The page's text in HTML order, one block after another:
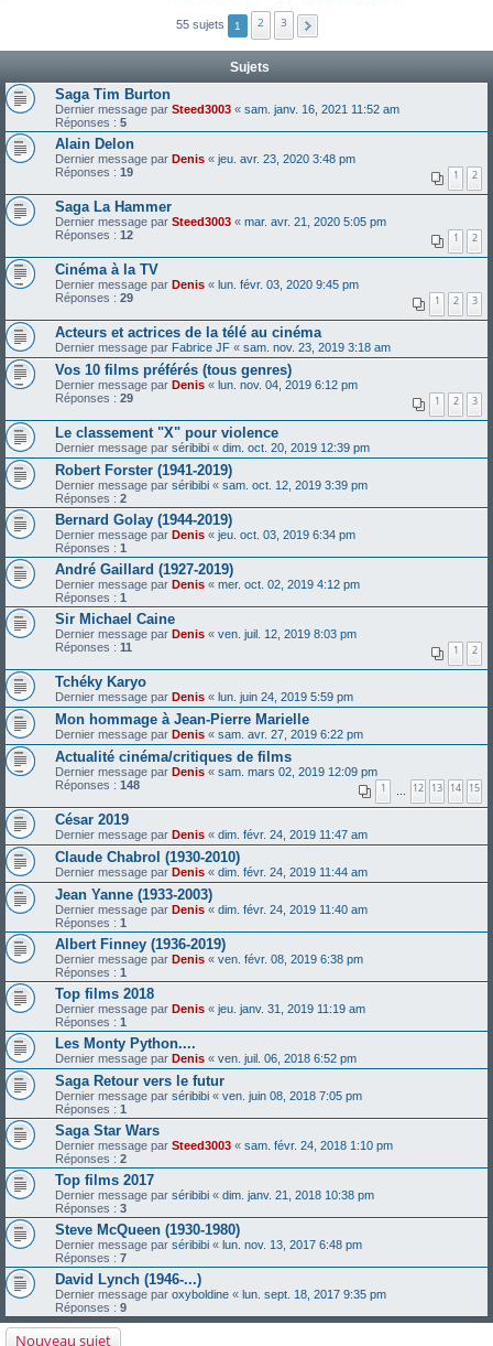
55 sujets 1 2 3
Sujets
Saga Tim Burton
Dernier message par Steed3003 « sam. janv. 16, 2021 11:52 am
Réponses : 5
Alain Delon
Dernier message par Denis « jeu. avr. 23, 2020 3:48 pm
Réponses : 19 1 2
Saga La Hammer
Dernier message par Steed3003 « mar. avr. 21, 2020 5:05 pm
Réponses : 12 1 2
Cinéma à la TV
Dernier message par Denis « lun. févr. 03, 2020 9:45 pm
Réponses : 29 1 2 3
Acteurs et actrices de la télé au cinéma
Dernier message par Fabrice JF « sam. nov. 23, 2019 3:18 am
Vos 10 films préférés (tous genres)
Dernier message par Denis « lun. nov. 04, 2019 6:12 pm
Réponses : 29 1 2 3
Le classement "X" pour violence
Dernier message par séribibi « dim. oct. 20, 2019 12:39 pm
Robert Forster (1941-2019)
Dernier message par séribibi « sam. oct. 12, 2019 3:39 pm
Réponses : 2
Bernard Golay (1944-2019)
Dernier message par Denis « jeu. oct. 03, 2019 6:34 pm
Réponses : 1
André Gaillard (1927-2019)
Dernier message par Denis « mer. oct. 02, 2019 4:12 pm
Réponses : 1
Sir Michael Caine
Dernier message par Denis « ven. juil. 12, 2019 8:03 pm
Réponses : 11 1 2
Tchéky Karyo
Dernier message par Denis « lun. juin 24, 2019 5:59 pm
Mon hommage à Jean-Pierre Marielle
Dernier message par Denis « sam. avr. 27, 2019 6:22 pm
Actualité cinéma/critiques de films
Dernier message par Denis « sam. mars 02, 2019 12:09 pm
Réponses : 148 1 … 12 13 14 15
César 2019
Dernier message par Denis « dim. févr. 24, 2019 11:47 am
Claude Chabrol (1930-2010)
Dernier message par Denis « dim. févr. 24, 2019 11:44 am
Jean Yanne (1933-2003)
Dernier message par Denis « dim. févr. 24, 2019 11:40 am
Réponses : 1
Albert Finney (1936-2019)
Dernier message par Denis « ven. févr. 08, 2019 6:38 pm
Réponses : 1
Top films 2018
Dernier message par Denis « jeu. janv. 31, 2019 11:19 am
Réponses : 1
Les Monty Python....
Dernier message par Denis « ven. juil. 06, 2018 6:52 pm
Saga Retour vers le futur
Dernier message par séribibi « ven. juin 08, 2018 7:05 pm
Réponses : 1
Saga Star Wars
Dernier message par Steed3003 « sam. févr. 24, 2018 1:10 pm
Réponses : 2
Top films 2017
Dernier message par séribibi « dim. janv. 21, 2018 10:38 pm
Réponses : 3
Steve McQueen (1930-1980)
Dernier message par séribibi « lun. nov. 13, 2017 6:48 pm
Réponses : 7
David Lynch (1946-...)
Dernier message par oxyboldine « lun. sept. 18, 2017 9:35 pm
Réponses : 9
Nouveau sujet